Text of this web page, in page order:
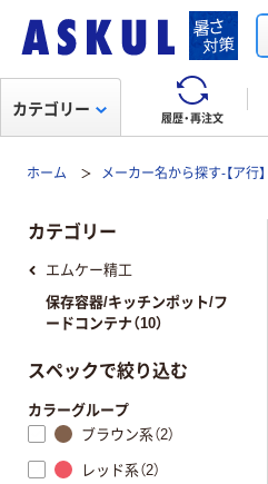
履歴・再注文
カテゴリー
ホーム メーカー名から探す-【ア行】
カテゴリー
エムケー精工
保存容器/キッチンポット/フ
ードコンテナ（10）
スペックで絞り込む
カラーグループ
ブラウン系（2）
レッド系（2）